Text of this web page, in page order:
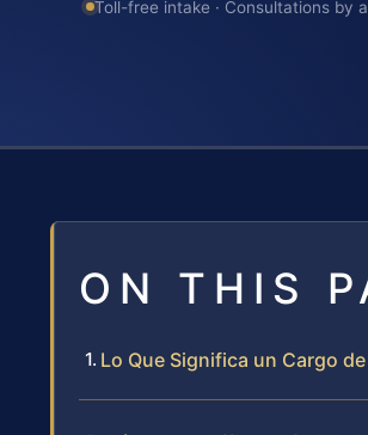
Toll-free intake · Consultations by
ON THIS
Lo Que Significa un Cargo